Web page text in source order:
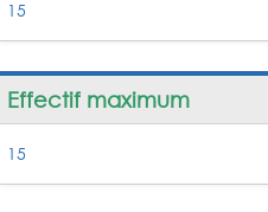
15
Effectif maximum
15